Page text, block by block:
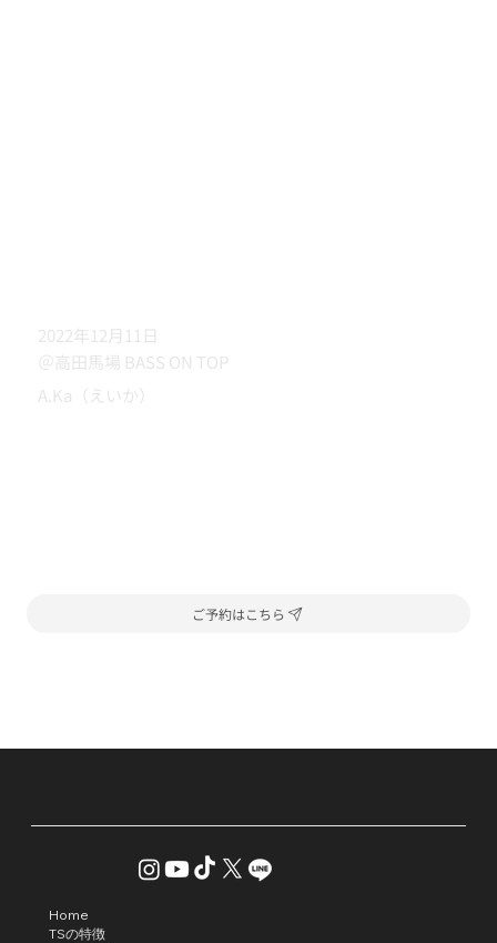
2022年12月11日
＠高田馬場 BASS ON TOP
A.Ka（えいか）
ご予約はこちら
Home
TSの特徴